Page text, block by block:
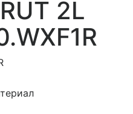
2L